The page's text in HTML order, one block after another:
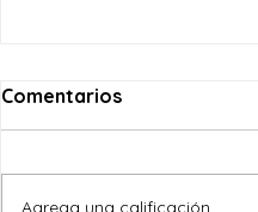
Comentarios